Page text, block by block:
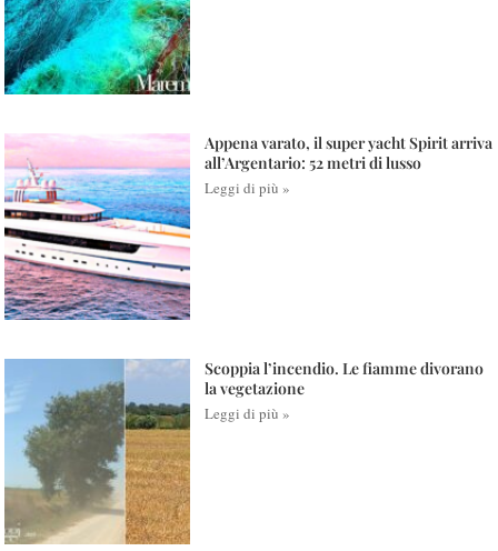
Appena varato, il super yacht Spirit arriva
all’Argentario: 52 metri di lusso
Leggi di più »
Scoppia l’incendio. Le fiamme divorano
la vegetazione
Leggi di più »